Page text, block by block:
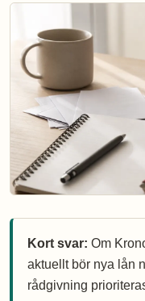
Kort svar: Om
aktuellt bör nya lån
rådgivning